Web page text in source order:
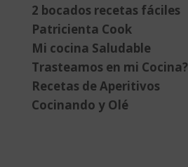
2 bocados recetas fáciles
Patricienta Cook
Mi cocina Saludable
Trasteamos en mi Cocina?
Recetas de Aperitivos
Cocinando y Olé